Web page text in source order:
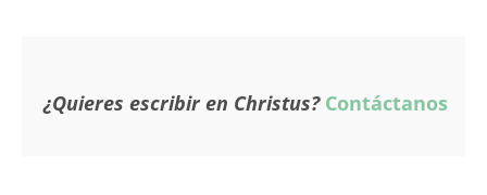
¿Quieres escribir en Christus? Contáctanos